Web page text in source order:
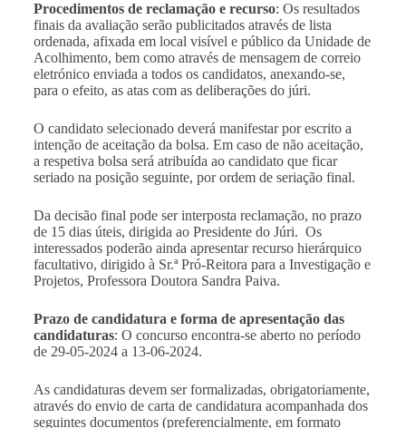
Procedimentos de reclamação e recurso: Os resultados
finais da avaliação serão publicitados através de lista
ordenada, afixada em local visível e público da Unidade de
Acolhimento, bem como através de mensagem de correio
eletrónico enviada a todos os candidatos, anexando-se,
para o efeito, as atas com as deliberações do júri.
O candidato selecionado deverá manifestar por escrito a
intenção de aceitação da bolsa. Em caso de não aceitação,
a respetiva bolsa será atribuída ao candidato que ficar
seriado na posição seguinte, por ordem de seriação final.
Da decisão final pode ser interposta reclamação, no prazo
de 15 dias úteis, dirigida ao Presidente do Júri. Os
interessados poderão ainda apresentar recurso hierárquico
facultativo, dirigido à Sr.ª Pró-Reitora para a Investigação e
Projetos, Professora Doutora Sandra Paiva.
Prazo de candidatura e forma de apresentação das
candidaturas: O concurso encontra-se aberto no período
de 29-05-2024 a 13-06-2024.
As candidaturas devem ser formalizadas, obrigatoriamente,
através do envio de carta de candidatura acompanhada dos
seguintes documentos (preferencialmente, em formato